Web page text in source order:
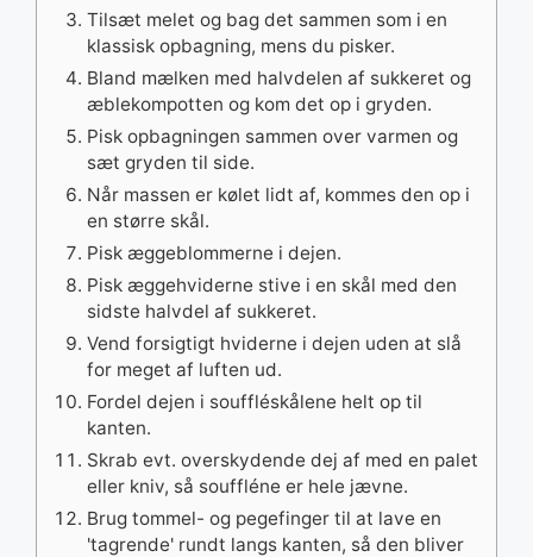
Tilsæt melet og bag det sammen som i en
klassisk opbagning, mens du pisker.
Bland mælken med halvdelen af sukkeret og
æblekompotten og kom det op i gryden.
Pisk opbagningen sammen over varmen og
sæt gryden til side.
Når massen er kølet lidt af, kommes den op i
en større skål.
Pisk æggeblommerne i dejen.
Pisk æggehviderne stive i en skål med den
sidste halvdel af sukkeret.
Vend forsigtigt hviderne i dejen uden at slå
for meget af luften ud.
Fordel dejen i souffléskålene helt op til
kanten.
Skrab evt. overskydende dej af med en palet
eller kniv, så souffléne er hele jævne.
Brug tommel- og pegefinger til at lave en
'tagrende' rundt langs kanten, så den bliver